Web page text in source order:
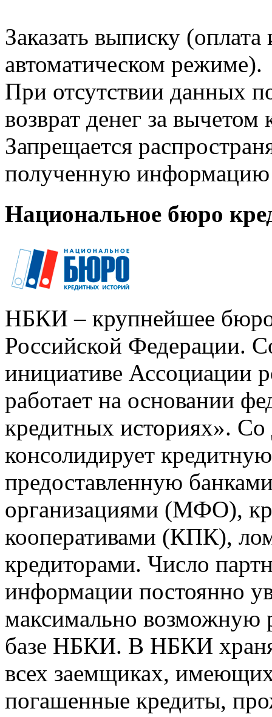
Заказать выписку
автоматическом режиме).
При отсутствии данных
возврат денег за
Запрещается
полученную информацию
Национальное бюро
НБКИ – крупнейшее
Российской Федерации.
инициативе Ассоциации
работает на основании
кредитных историях».
консолидирует
предоставленную
организациями (МФО),
кооперативами (КПК),
кредиторами. Число
информации постоянно
максимально возможную
базе НБКИ. В НБКИ
всех заемщиках,
погашенные кредиты,